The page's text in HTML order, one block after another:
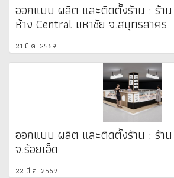
ออกแบบ ผลิต และติดตั้งร้าน : ร้า
ห้าง Central มหาชัย จ.สมุทรสาคร
21 มี.ค. 2569
ออกแบบ ผลิต และติดตั้งร้าน : ร้า
จ.ร้อยเอ็ด
22 มี.ค. 2569